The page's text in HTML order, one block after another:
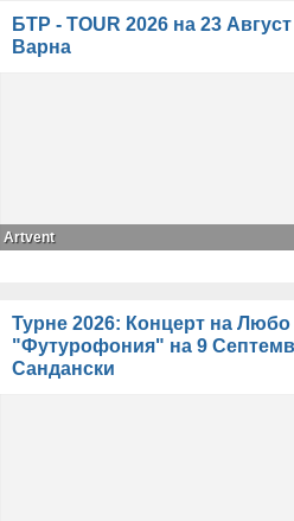
БТР - TOUR 2026 на 23
Варна
Artvent
Турне 2026: Концерт на
"Футурофония" на 9
Сандански